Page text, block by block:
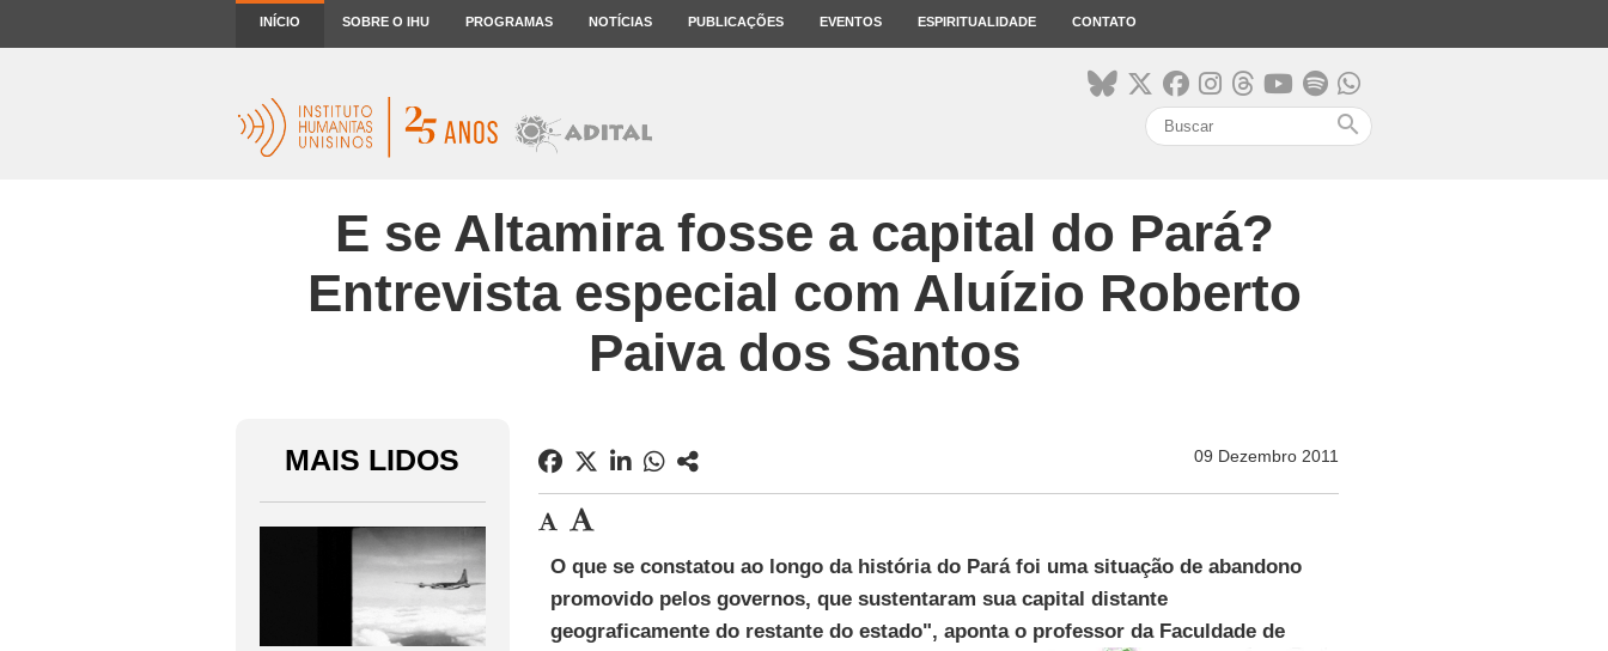
INÍCIO SOBRE O IHU PROGRAMAS NOTÍCIAS PUBLICAÇÕES EVENTOS ESPIRITUALIDADE CONTATO
search
E se Altamira fosse a capital do Pará?
Entrevista especial com Aluízio Roberto
Paiva dos Santos
MAIS LIDOS 09 Dezembro 2011
O que se constatou ao longo da história do Pará foi uma situação de abandono
promovido pelos governos, que sustentaram sua capital distante
geograficamente do restante do estado", aponta o professor da Faculdade de